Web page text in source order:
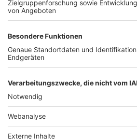
TOP-PARTNER
Nutzungsbedingungen Datenschutz